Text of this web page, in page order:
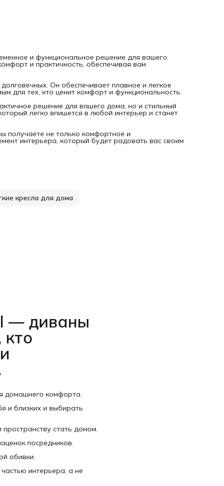
и функциональное решение для вашего
и практичность, обеспечивая вам
Он обеспечивает плавное и легкое
для тех, кто ценит комфорт и функциональность.
решение для вашего дома, но и стильный
легко впишется в любой интерьер и станет
получаете не только комфортное и
интерьера, который будет радовать вас своим
кресла для дома
— диваны
кто
домашнего комфорта.
и близких и выбирать
стать домом.
посредников.
обивки.
интерьера, а не